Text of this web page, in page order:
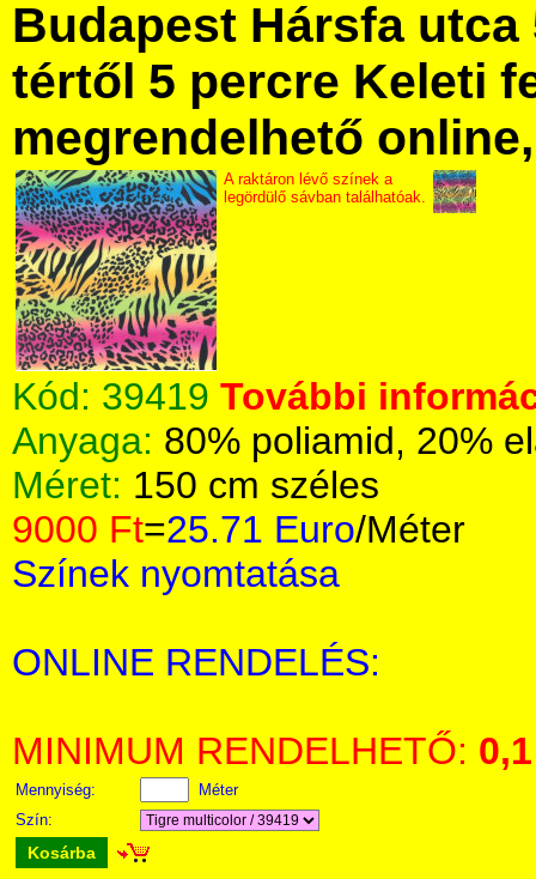
Budapest Hársfa utca
tértől 5 percre Keleti
megrendelhető
A raktáron lévő színek a
legördülő sávban találhatóak.
Kód: 39419 További
Anyaga: 80% poliamid, 20%
Méret: 150 cm széles
9000 Ft=25.71 Euro/Méter
Színek nyomtatása
ONLINE RENDELÉS:
MINIMUM RENDELHETŐ: 0,1
Mennyiség:
Méter
Szín:
Kosárba